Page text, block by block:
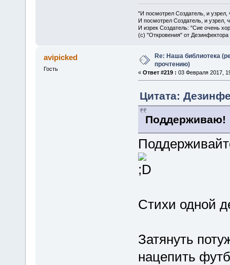
"И посмотрел Создатель, и
И посмотрел Создатель, и узрел,
И изрек Создатель: "Сие очень
(с) "Откровения" от Дезинфектора
avipicked
Гость
Re: Наша библиотека
прочтению)
« Ответ #219 : 03 Февраля 2017,
Цитата:
Поддерживаю!
Стихи одной
Затянуть
нацепить